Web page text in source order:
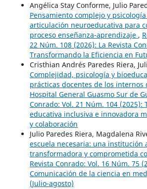
Angélica Stay Conforme, Julio
Pensamiento complejo y
articulación neuroeducativa para
proceso enseñanza-aprendizaje ,
22 Núm. 108 (2026): La Revista
Transformando la Eficiencia en
Cristhian Andrés Paredes Riera,
Complejidad, psicología y
prácticas docentes de los internos
Hospital General Guasmo Sur de
Conrado: Vol. 21 Núm. 104 (2025):
educativa inclusiva e innovadora
y colaboración
Julio Paredes Riera, Magdalena
escuela necesaria: una institución
transformadora y comprometida
Revista Conrado: Vol. 16 Núm. 75
Comunicación de la ciencia en
(Julio-agosto)